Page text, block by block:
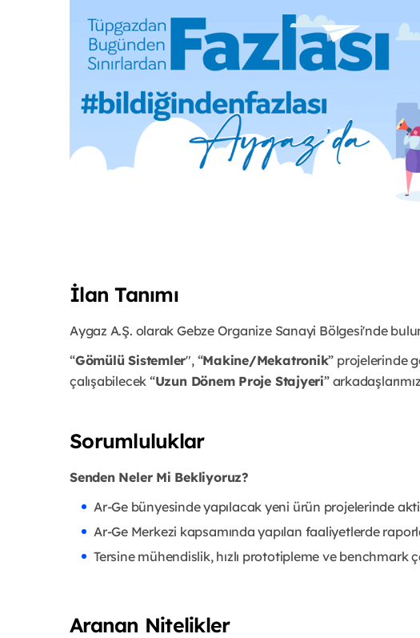
İlan Tanımı
Aygaz A.Ş. olarak Gebze Organize Sanayi Bölgesi'nde
“Gömülü Sistemler", “Makine/Mekatronik” projelerinde
çalışabilecek “Uzun Dönem Proje Stajyeri”
Sorumluluklar
Senden Neler Mi Bekliyoruz?
Ar-Ge bünyesinde yapılacak yeni ürün projelerinde
Ar-Ge Merkezi kapsamında yapılan faaliyetlerde
Tersine mühendislik, hızlı prototipleme ve benchmark
Aranan Nitelikler